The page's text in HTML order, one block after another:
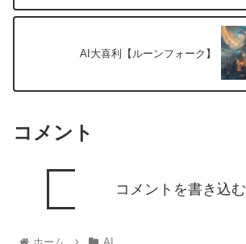
AI大喜利【ルーンフォーク】
コメント
コメントを書き込む